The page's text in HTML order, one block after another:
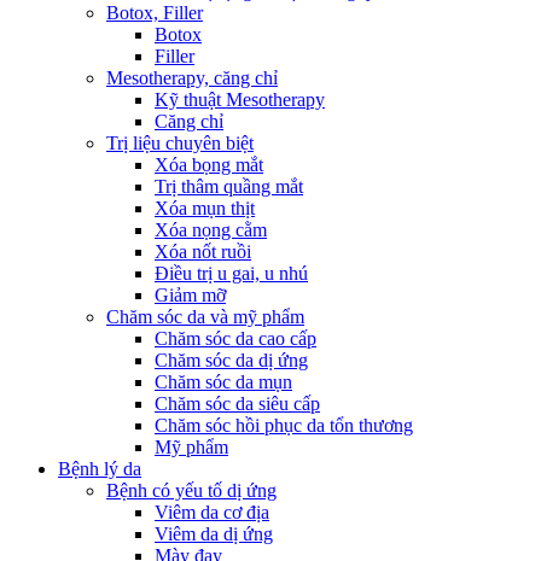
Botox, Filler
Botox
Filler
Mesotherapy, căng chỉ
Kỹ thuật Mesotherapy
Căng chỉ
Trị liệu chuyên biệt
Xóa bọng mắt
Trị thâm quầng mắt
Xóa mụn thịt
Xóa nọng cằm
Xóa nốt ruồi
Điều trị u gai, u nhú
Giảm mỡ
Chăm sóc da và mỹ phẩm
Chăm sóc da cao cấp
Chăm sóc da dị ứng
Chăm sóc da mụn
Chăm sóc da siêu cấp
Chăm sóc hồi phục da tổn thương
Mỹ phẩm
Bệnh lý da
Bệnh có yếu tố dị ứng
Viêm da cơ địa
Viêm da dị ứng
Mày đay